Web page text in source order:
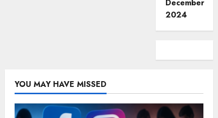
December
2024
YOU MAY HAVE MISSED